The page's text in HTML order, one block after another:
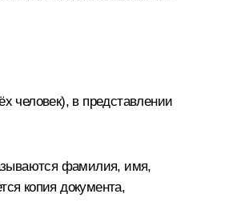
человек), в представлении
фамилия, имя,
копия документа,